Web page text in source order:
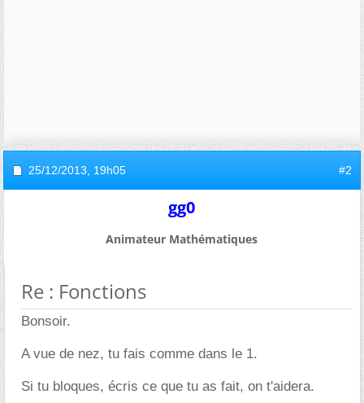
25/12/2013, 19h05 #2
gg0
Animateur Mathématiques
Re : Fonctions
Bonsoir.
A vue de nez, tu fais comme dans le 1.
Si tu bloques, écris ce que tu as fait, on t'aidera.